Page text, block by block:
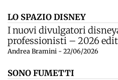
LO SPAZIO DISNEY
I nuovi divulgatori
professionisti – 2026
Andrea Bramini - 22/06/2026
SONO FUMETTI